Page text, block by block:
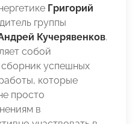
Григорий
группы
Кучерявенков.
собой
успешных
которые
просто
в